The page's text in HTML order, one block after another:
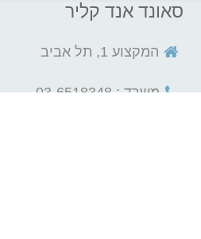
סאונד אנד קליר
המקצוע 1, תל אביב
משרד : 03-6518348